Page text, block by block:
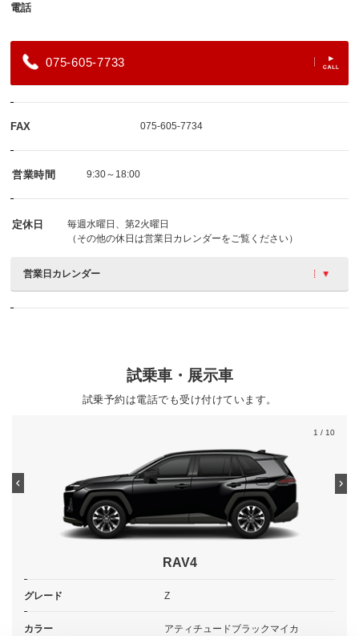
電話
075-605-7733
FAX 075-605-7734
営業時間 9:30～18:00
定休日
毎週水曜日、第2火曜日
（その他の休日は営業日カレンダーをご覧ください）
営業日カレンダー
試乗車・展示車
試乗予約は電話でも受け付けています。
1 / 10
RAV4
グレード Z
カラー アティチュードブラックマイカ